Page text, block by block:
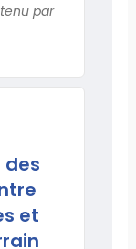
par
des
et